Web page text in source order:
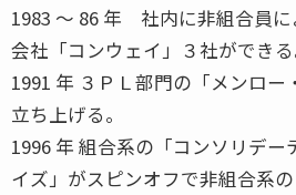
1983 〜 86 年 社内に非組合員に
会社「コンウェイ」３社ができる
1991 年 ３ＰＬ部門の「メンロー
立ち上げる。
1996 年 組合系の「コンソリデー
イズ」がスピンオフで非組合系